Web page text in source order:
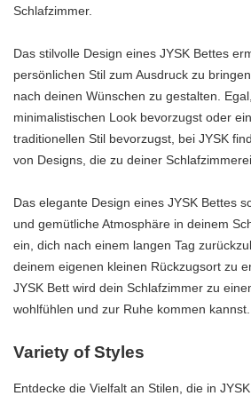
Schlafzimmer.
Das stilvolle Design eines JYSK Bettes
persönlichen Stil zum Ausdruck zu
nach deinen Wünschen zu gestalten.
minimalistischen Look bevorzugst oder
traditionellen Stil bevorzugst, bei JYSK
von Designs, die zu deiner
Das elegante Design eines JYSK Bettes
und gemütliche Atmosphäre in deinem
ein, dich nach einem langen Tag
deinem eigenen kleinen Rückzugsort zu
JYSK Bett wird dein Schlafzimmer zu
wohlfühlen und zur Ruhe kommen kannst.
Variety of Styles
Entdecke die Vielfalt an Stilen, die in